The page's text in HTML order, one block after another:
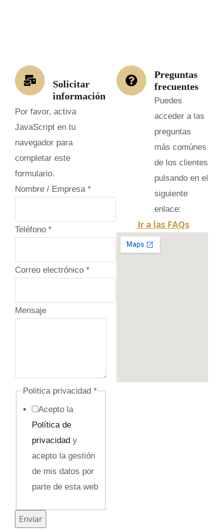
Solicitar
información
Por favor, activa
JavaScript en tu
navegador para
completar este
formulario.
Nombre / Empresa *
P
l
i
i
c
o
M
Teléfono *
Correo electrónico *
Mensaje
Politica privacidad *
Acepto la
Política de
privacidady
acepto la gestión
de mis datos por
parte de esta web
Enviar
Preguntas
frecuentes
Puedes
acceder a las
preguntas
más comúnes
de los clientes
pulsando en el
siguiente
enlace:
Ir a las FAQs